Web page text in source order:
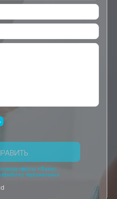
оферты «Факел-
обработку персональных